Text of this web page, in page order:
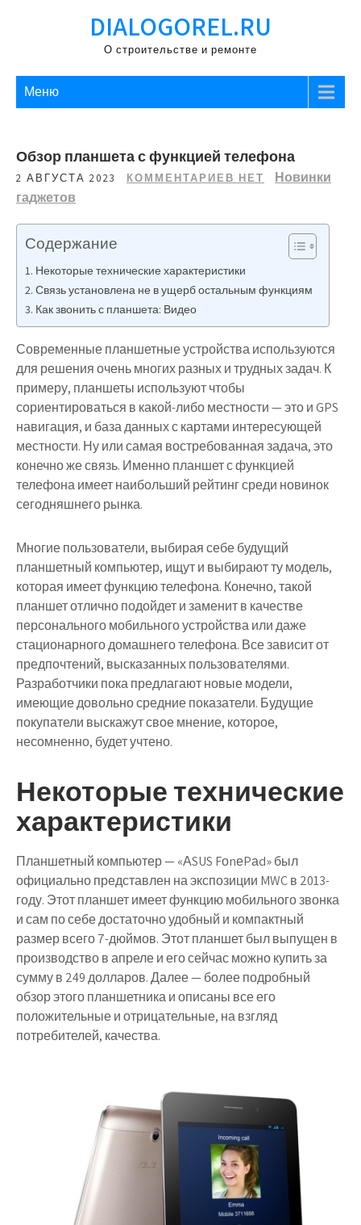
DIALOGOREL.RU
О строительстве и ремонте
Меню
Обзор планшета с функцией телефона
2 АВГУСТА 2023 КОММЕНТАРИЕВ НЕТ
Новинки
гаджетов
Содержание
Некоторые технические характеристики
Связь установлена не в ущерб остальным функциям
Как звонить с планшета: Видео
Современные планшетные устройства используются
для решения очень многих разных и трудных задач. К
примеру, планшеты используют чтобы
сориентироваться в какой-либо местности — это и GPS
навигация, и база данных с картами интересующей
местности. Ну или самая востребованная задача, это
конечно же связь. Именно планшет с функцией
телефона имеет наибольший рейтинг среди новинок
сегодняшнего рынка.
Многие пользователи, выбирая себе будущий
планшетный компьютер, ищут и выбирают ту модель,
которая имеет функцию телефона. Конечно, такой
планшет отлично подойдет и заменит в качестве
персонального мобильного устройства или даже
стационарного домашнего телефона. Все зависит от
предпочтений, высказанных пользователями.
Разработчики пока предлагают новые модели,
имеющие довольно средние показатели. Будущие
покупатели выскажут свое мнение, которое,
несомненно, будет учтено.
Некоторые технические
характеристики
Планшетный компьютер — «АSUS FоnеPаd» был
официально представлен на экспозиции MWC в 2013-
году. Этот планшет имеет функцию мобильного звонка
и сам по себе достаточно удобный и компактный
размер всего 7-дюймов. Этот планшет был выпущен в
производство в апреле и его сейчас можно купить за
сумму в 249 долларов. Далее — более подробный
обзор этого планшетника и описаны все его
положительные и отрицательные, на взгляд
потребителей, качества.